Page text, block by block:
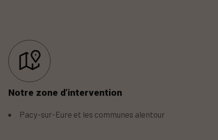
Notre zone d’intervention
Pacy-sur-Eure et les communes alentour